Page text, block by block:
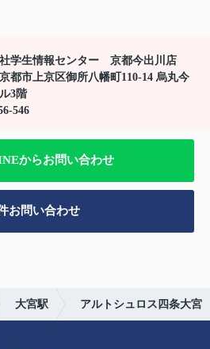
学生情報センター 京都今出川店
都市上京区御所八幡町110-14 烏丸今
3階
546
からお問い合わせ
お問い合わせ
大宮駅 アルトシュロス四条大宮